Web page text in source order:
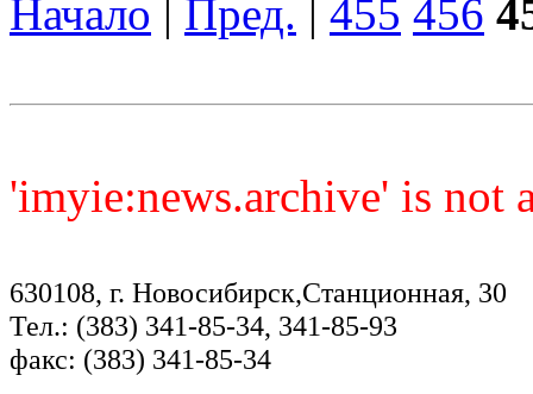
Начало | Пред. | 455 456
'imyie:news.archive' is not
630108, г. Новосибирск,Станционная, 30
Тел.: (383) 341-85-34, 341-85-93
факс: (383) 341-85-34